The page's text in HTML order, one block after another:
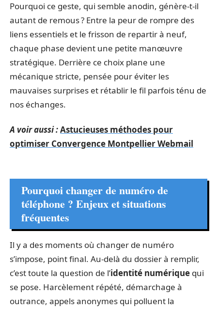
Pourquoi ce geste, qui semble anodin, génère-t-il
autant de remous ? Entre la peur de rompre des
liens essentiels et le frisson de repartir à neuf,
chaque phase devient une petite manœuvre
stratégique. Derrière ce choix plane une
mécanique stricte, pensée pour éviter les
mauvaises surprises et rétablir le fil parfois ténu de
nos échanges.
A voir aussi :Astucieuses méthodes pour
optimiser Convergence Montpellier Webmail
Pourquoi changer de numéro de
téléphone ? Enjeux et situations
fréquentes
Il y a des moments où changer de numéro
s’impose, point final. Au-delà du dossier à remplir,
c’est toute la question de l’identité numérique qui
se pose. Harcèlement répété, démarchage à
outrance, appels anonymes qui polluent la